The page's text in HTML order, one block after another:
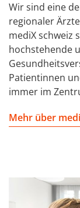
Wir sind eine
regionaler
mediX schweiz
hochstehende
Patientinnen
immer im
Mehr über